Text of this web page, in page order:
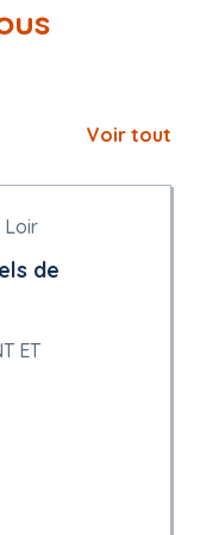
Voir tout
Loir
de
ET